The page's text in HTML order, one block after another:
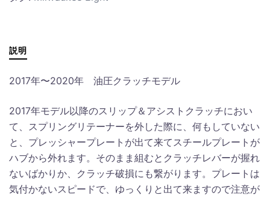
説明
2017年〜2020年 油圧クラッチモデル
2017年モデル以降のスリップ＆アシストクラッチにおい
て、スプリングリテーナーを外した際に、何もしていない
と、プレッシャープレートが出て来てスチールプレートが
ハブから外れます。そのまま組むとクラッチレバーが握れ
ないばかりか、クラッチ破損にも繋がります。プレートは
気付かないスピードで、ゆっくりと出て来ますので注意が